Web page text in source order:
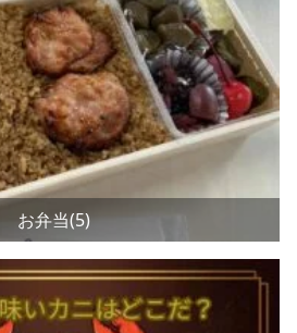
お弁当(5)